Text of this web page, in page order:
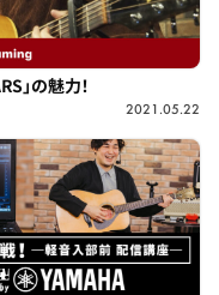
」の魅力！
2021.05.22